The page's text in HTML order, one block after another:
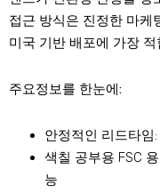
접근 방식은 진정한 마케
미국 기반 배포에 가장 적
주요정보를 한눈에:
안정적인 리드타임
색칠 공부용 FSC
능